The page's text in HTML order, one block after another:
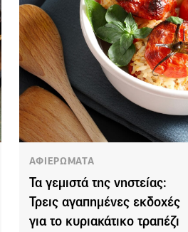
ΑΦΙΕΡΩΜΑΤΑ
Τα γεμιστά της νηστείας:
Τρεις αγαπημένες εκδοχές
για το κυριακάτικο τραπέζι